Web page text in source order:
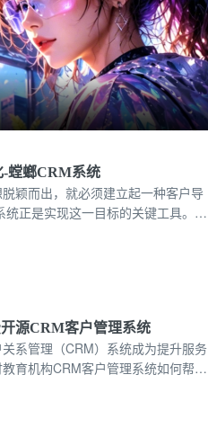
螳螂CRM系统
颖而出，就必须建立起一种客户导
正是实现这一目标的关键工具。通
源CRM客户管理系统
系管理（CRM）系统成为提升服务
育机构CRM客户管理系统如何帮助